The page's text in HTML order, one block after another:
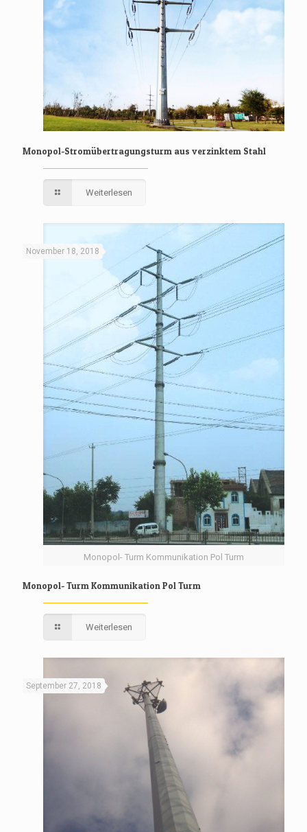
Monopol-Stromübertragungsturm aus verzinktem Stahl
Weiterlesen
Monopol- Turm Kommunikation Pol Turm
November 18, 2018
Monopol- Turm Kommunikation Pol Turm
Weiterlesen
September 27, 2018